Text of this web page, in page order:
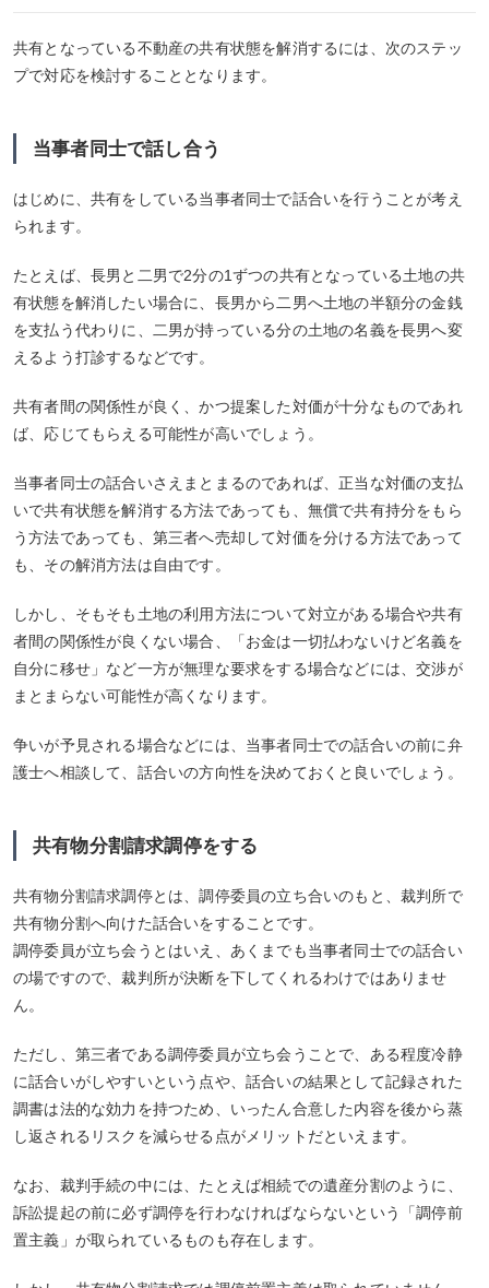
共有となっている不動産の共有状態を解消するには、次のステッ
プで対応を検討することとなります。
当事者同士で話し合う
はじめに、共有をしている当事者同士で話合いを行うことが考え
られます。
たとえば、長男と二男で2分の1ずつの共有となっている土地の共
有状態を解消したい場合に、長男から二男へ土地の半額分の金銭
を支払う代わりに、二男が持っている分の土地の名義を長男へ変
えるよう打診するなどです。
共有者間の関係性が良く、かつ提案した対価が十分なものであれ
ば、応じてもらえる可能性が高いでしょう。
当事者同士の話合いさえまとまるのであれば、正当な対価の支払
いで共有状態を解消する方法であっても、無償で共有持分をもら
う方法であっても、第三者へ売却して対価を分ける方法であって
も、その解消方法は自由です。
しかし、そもそも土地の利用方法について対立がある場合や共有
者間の関係性が良くない場合、「お金は一切払わないけど名義を
自分に移せ」など一方が無理な要求をする場合などには、交渉が
まとまらない可能性が高くなります。
争いが予見される場合などには、当事者同士での話合いの前に弁
護士へ相談して、話合いの方向性を決めておくと良いでしょう。
共有物分割請求調停をする
共有物分割請求調停とは、調停委員の立ち合いのもと、裁判所で
共有物分割へ向けた話合いをすることです。
調停委員が立ち会うとはいえ、あくまでも当事者同士での話合い
の場ですので、裁判所が決断を下してくれるわけではありませ
ん。
ただし、第三者である調停委員が立ち会うことで、ある程度冷静
に話合いがしやすいという点や、話合いの結果として記録された
調書は法的な効力を持つため、いったん合意した内容を後から蒸
し返されるリスクを減らせる点がメリットだといえます。
なお、裁判手続の中には、たとえば相続での遺産分割のように、
訴訟提起の前に必ず調停を行わなければならないという「調停前
置主義」が取られているものも存在します。